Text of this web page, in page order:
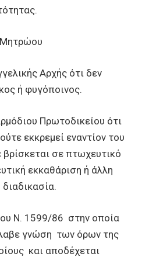
Μητρώου
Αρχής ότι δεν
ή φυγόποινος.
Πρωτοδικείου ότι
εκκρεμεί εναντίον του
βρίσκεται σε πτωχευτικό
εκκαθάριση ή άλλη
Ν. 1599/86 στην οποία
γνώση των όρων της
και αποδέχεται